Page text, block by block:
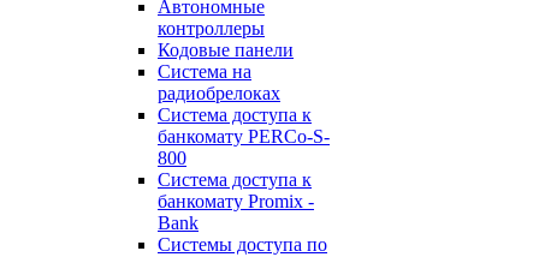
Автономные
контроллеры
Кодовые панели
Система на
радиобрелоках
Система доступа к
банкомату PERCo-S-
800
Система доступа к
банкомату Promix -
Bank
Системы доступа по